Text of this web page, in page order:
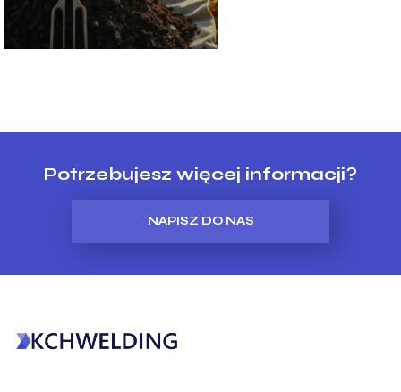
Potrzebujesz więcej informacji?
NAPISZ DO NAS